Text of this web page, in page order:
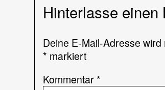
Hinterlasse einen
Deine E-Mail-Adresse wird
* markiert
Kommentar *